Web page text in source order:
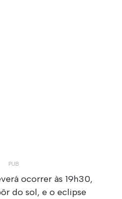
ocorrer às 19h30,
do sol, e o eclipse